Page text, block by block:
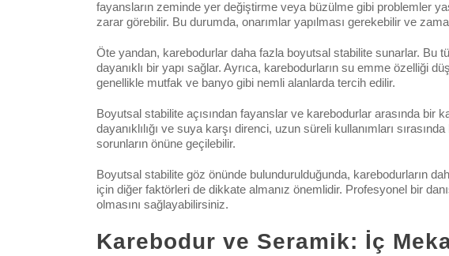
fayansların zeminde yer değiştirme veya büzülme gibi problemler
zarar görebilir. Bu durumda, onarımlar yapılması gerekebilir ve
Öte yandan, karebodurlar daha fazla boyutsal stabilite sunarlar. Bu
dayanıklı bir yapı sağlar. Ayrıca, karebodurların su emme özelliği
genellikle mutfak ve banyo gibi nemli alanlarda tercih edilir.
Boyutsal stabilite açısından fayanslar ve karebodurlar arasında bir
dayanıklılığı ve suya karşı direnci, uzun süreli kullanımları
sorunların önüne geçilebilir.
Boyutsal stabilite göz önünde bulundurulduğunda, karebodurların
için diğer faktörleri de dikkate almanız önemlidir. Profesyonel bir
olmasını sağlayabilirsiniz.
Karebodur ve Seramik: İç